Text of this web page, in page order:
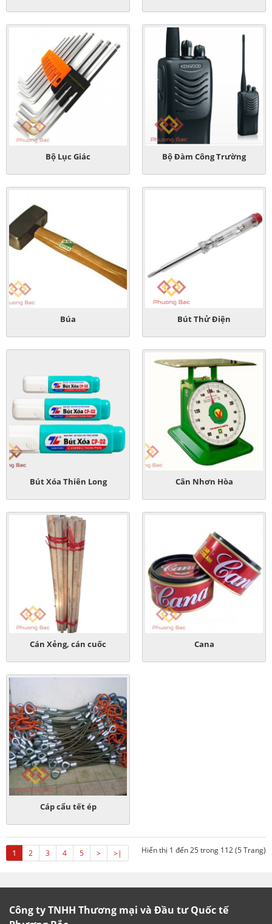
Bộ Lục Giác Bộ Đàm Công Trường
Búa Bút Thử Điện
Bút Xóa Thiên Long Cân Nhơn Hòa
Cán Xẻng, cán cuốc Cana
Cáp cẩu tết ép
1 2 3 4 5 > >| Hiển thị 1 đến 25 trong 112 (5 Trang)
Công ty TNHH Thương mại và Đầu tư Quốc tế